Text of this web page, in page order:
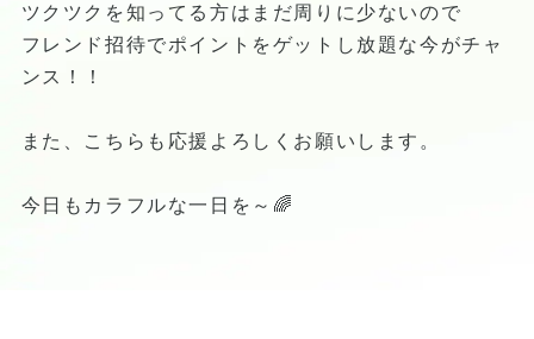
ツクツクを知ってる方はまだ周りに少ないので
フレンド招待でポイントをゲットし放題な今がチャ
ンス！！
また、こちらも応援よろしくお願いします。
今日もカラフルな一日を～🌈